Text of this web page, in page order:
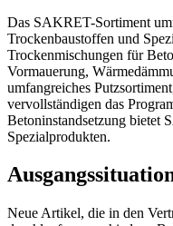
Das SAKRET-Sortiment
Trockenbaustoffen und
Trockenmischungen für
Vormauerung,
umfangreiches
vervollständigen das
Betoninstandsetzung bietet
Spezialprodukten.
Neue Artikel, die in den